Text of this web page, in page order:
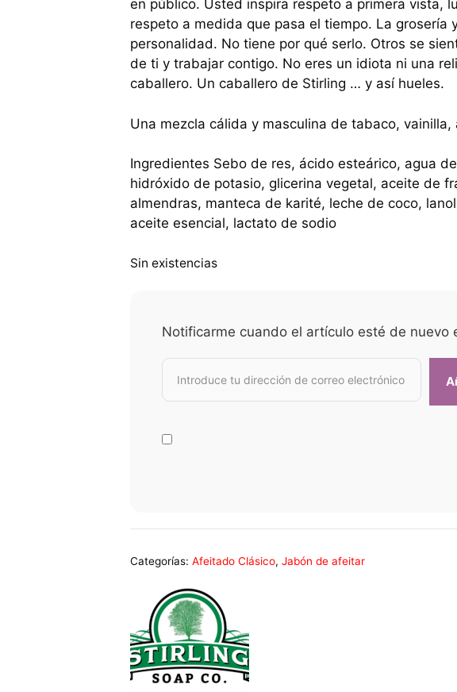
en público. Usted inspira respeto a primera vista,
respeto a medida que pasa el tiempo. La grosería
personalidad. No tiene por qué serlo. Otros se
de ti y trabajar contigo. No eres un idiota ni una
caballero. Un caballero de Stirling … y así hueles.
Una mezcla cálida y masculina de tabaco, vainilla,
Ingredientes Sebo de res, ácido esteárico, agua
hidróxido de potasio, glicerina vegetal, aceite de
almendras, manteca de karité, leche de coco,
aceite esencial, lactato de sodio
Sin existencias
Notificarme cuando el artículo esté de nuevo
Categorías:Afeitado Clásico,Jabón de afeitar